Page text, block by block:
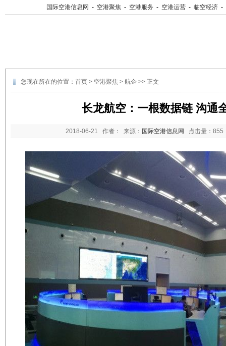
国际空港信息网 - 空港聚焦 - 空港服务 - 空港运营 - 临空经济 -
您现在所在的位置： 首页 > 空港聚焦 > 航企 >> 正文
长龙航空：一根数据链 沟通
2018-06-21 作者： 来源： 国际空港信息网 点击量：